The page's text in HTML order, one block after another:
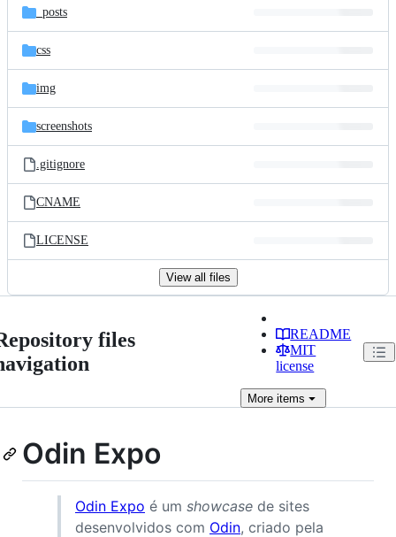
_posts
css
img
screenshots
.gitignore
CNAME
LICENSE
View all files
files
README
MIT
license
More items
Odin Expo
Odin Expo é um showcase de sites
desenvolvidos com Odin, criado pela